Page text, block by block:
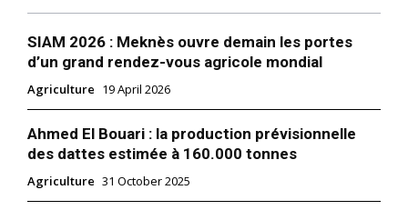
SIAM 2026 : Meknès ouvre demain les portes
d’un grand rendez-vous agricole mondial
Agriculture 19 April 2026
Ahmed El Bouari : la production prévisionnelle
des dattes estimée à 160.000 tonnes
Agriculture 31 October 2025